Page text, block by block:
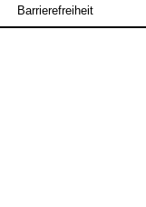
Barrierefreiheit